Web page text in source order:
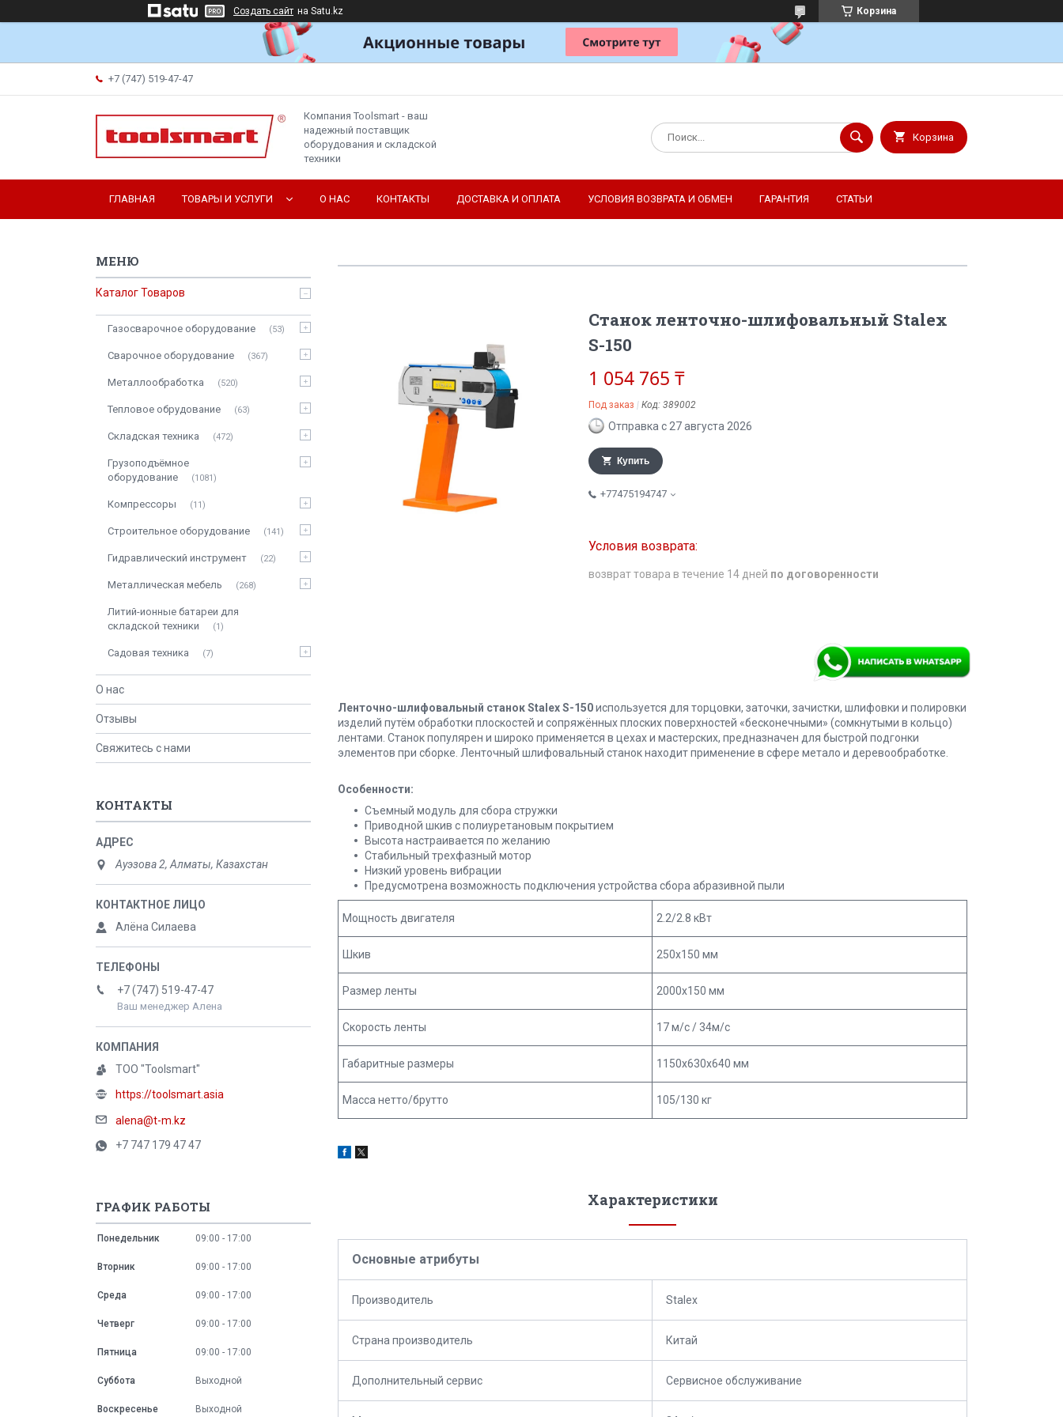
Создать сайт на Satu.kz Корзина
+7 (747) 519-47-47
Компания Toolsmart - ваш
надежный поставщик
оборудования и складской
техники
Корзина
ГЛАВНАЯ ТОВАРЫ И УСЛУГИ О НАС КОНТАКТЫ ДОСТАВКА И ОПЛАТА УСЛОВИЯ ВОЗВРАТА И ОБМЕН ГАРАНТИЯ СТАТЬИ
Станок ленточно-шлифовальный Stalex
S-150
1 054 765 ₸
Под заказ Код: 389002
Отправка с 27 августа 2026
Купить
+77475194747
возврат товара в течение 14 дней по договоренности
Ленточно-шлифовальный станок Stalex S-150используется для торцовки, заточки, зачистки, шлифовки и полировки
изделий путём обработки плоскостей и сопряжённых плоских поверхностей «бесконечными» (сомкнутыми в кольцо)
лентами. Станок популярен и широко применяется в цехах и мастерских, предназначен для быстрой подгонки
элементов при сборке. Ленточный шлифовальный станок находит применение в сфере метало и деревообработке.
Особенности:
Съемный модуль для сбора стружки
Приводной шкив с полиуретановым покрытием
Высота настраивается по желанию
Стабильный трехфазный мотор
Низкий уровень вибрации
Предусмотрена возможность подключения устройства сбора абразивной пыли
Мощность двигателя 2.2/2.8 кВт
Шкив 250х150 мм
Размер ленты 2000х150 мм
Скорость ленты 17 м/с / 34м/с
Габаритные размеры 1150х630х640 мм
Масса нетто/брутто 105/130 кг
Характеристики
Основные атрибуты
Производитель Stalex
Страна производитель Китай
Дополнительный сервис Сервисное обслуживание
Каталог Товаров
Газосварочное оборудование 53
Сварочное оборудование 367
Металлообработка 520
Тепловое обрудование 63
Складская техника 472
Грузоподъёмное
оборудование
1081
Компрессоры 11
Строительное оборудование 141
Гидравлический инструмент 22
Металлическая мебель 268
Литий-ионные батареи для
складской техники
1
Садовая техника 7
О нас
Отзывы
Свяжитесь с нами
КОНТАКТЫ
Ауэзова 2, Алматы, Казахстан
Алёна Силаева
+7 (747) 519-47-47
Ваш менеджер Алена
ТОО "Toolsmart"
https://toolsmart.asia
alena@t-m.kz
+7 747 179 47 47
ГРАФИК РАБОТЫ
Понедельник 09:00 17:00
Вторник 09:00 17:00
Среда 09:00 17:00
Четверг 09:00 17:00
Пятница 09:00 17:00
Суббота Выходной
Воскресенье Выходной